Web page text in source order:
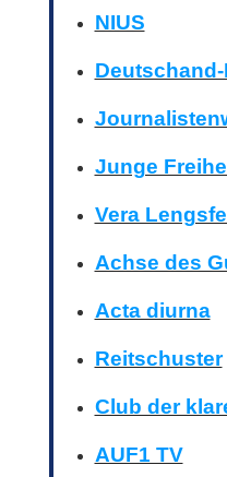
NIUS
Junge
Vera
Achse des
Acta diurna
Reitschuster
Club der
AUF1 TV